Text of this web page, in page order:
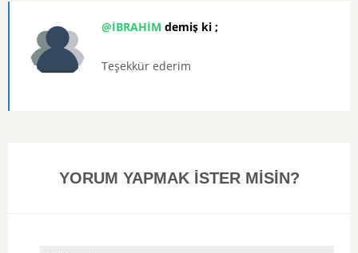
@İBRAHİM demiş ki ;
Teşekkür ederim
YORUM YAPMAK İSTER MİSİN?